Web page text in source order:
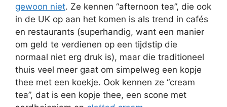
gewoon niet. Ze kennen “afternoon tea”, die ook
in de UK op aan het komen is als trend in cafés
en restaurants (superhandig, want een manier
om geld te verdienen op een tijdstip die
normaal niet erg druk is), maar die traditioneel
thuis veel meer gaat om simpelweg een kopje
thee met een koekje. Ook kennen ze “cream
tea”, dat is een kopje thee, een scone met